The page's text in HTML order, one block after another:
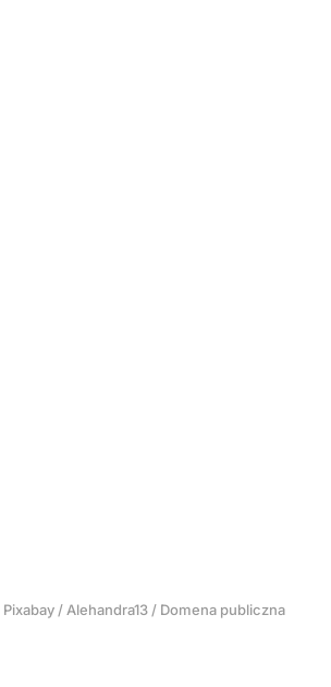
Pixabay / Alehandra13 / Domena publiczna